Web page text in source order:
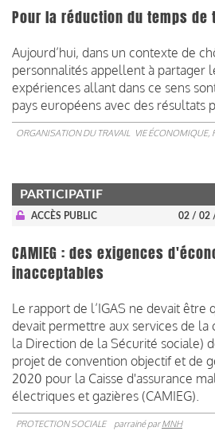
Pour la réduction du temps de
Aujourd’hui, dans un contexte de
personnalités appellent à partager
expériences allant dans ce sens
pays européens avec des résultats
ORGANISATION DU TRAVAIL VIE ÉCONOMIQUE,
PARTICIPATIF
ACCÈS PUBLIC 02 / 02
CAMIEG : des exigences
inacceptables
Le rapport de l’IGAS ne devait être
devait permettre aux services de la
la Direction de la Sécurité sociale)
projet de convention objectif et de
2020 pour la Caisse d'assurance
électriques et gazières (CAMIEG).
PROTECTION SOCIALE parrainé parMNH